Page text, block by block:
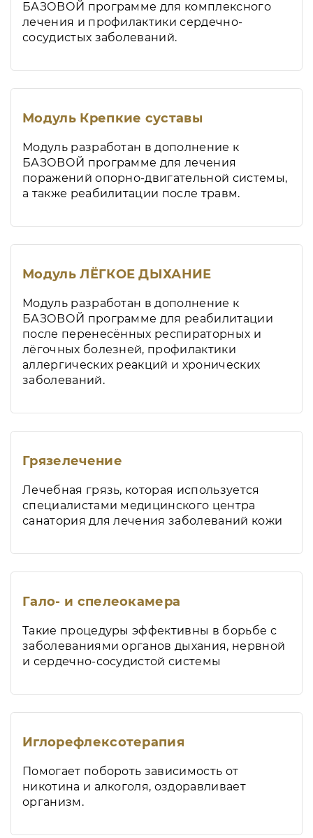
БАЗОВОЙ программе для комплексного
лечения и профилактики сердечно-
сосудистых заболеваний.
Модуль Крепкие суставы
Модуль разработан в дополнение к
БАЗОВОЙ программе для лечения
поражений опорно-двигательной системы,
а также реабилитации после травм.
Модуль ЛЁГКОЕ ДЫХАНИЕ
Модуль разработан в дополнение к
БАЗОВОЙ программе для реабилитации
после перенесённых респираторных и
лёгочных болезней, профилактики
аллергических реакций и хронических
заболеваний.
Грязелечение
Лечебная грязь, которая используется
специалистами медицинского центра
санатория для лечения заболеваний кожи
Гало- и спелеокамера
Такие процедуры эффективны в борьбе с
заболеваниями органов дыхания, нервной
и сердечно-сосудистой системы
Иглорефлексотерапия
Помогает побороть зависимость от
никотина и алкоголя, оздоравливает
организм.